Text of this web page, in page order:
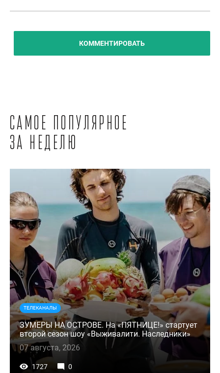
КОММЕНТИРОВАТЬ
Самое популярное
за неделю
ТЕЛЕКАНАЛЫ
ЗУМЕРЫ НА ОСТРОВЕ. На «ПЯТНИЦЕ!» стартует
второй сезон шоу «Выживалити. Наследники»
07 августа, 2026
1727 0